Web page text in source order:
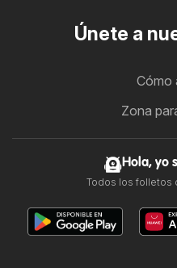
Únete a
Cómo
Zona
Hola, yo
Todos los folletos